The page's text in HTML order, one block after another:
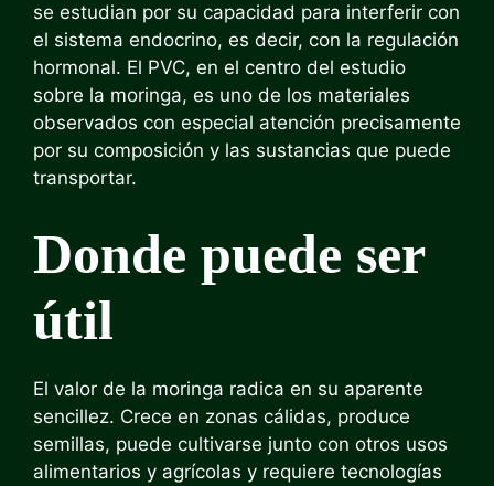
se estudian por su capacidad para interferir con
el sistema endocrino, es decir, con la regulación
hormonal. El PVC, en el centro del estudio
sobre la moringa, es uno de los materiales
observados con especial atención precisamente
por su composición y las sustancias que puede
transportar.
Donde puede ser
útil
El valor de la moringa radica en su aparente
sencillez. Crece en zonas cálidas, produce
semillas, puede cultivarse junto con otros usos
alimentarios y agrícolas y requiere tecnologías